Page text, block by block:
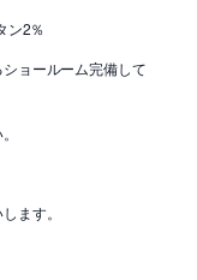
ン2％
ョールーム完備して
ます。